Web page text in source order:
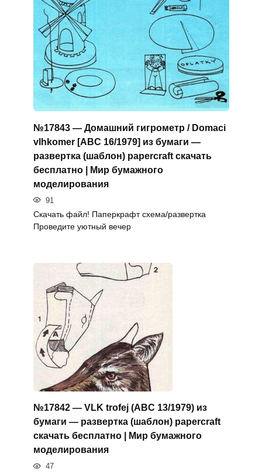
№17843 — Домашний гигрометр / Domaci
vlhkomer [ABC 16/1979] из бумаги —
развертка (шаблон) papercraft скачать
бесплатно | Мир бумажного
моделирования
91
Скачать файл! Паперкрафт схема/развертка
Проведите уютный вечер
№17842 — VLK trofej (ABC 13/1979) из
бумаги — развертка (шаблон) papercraft
скачать бесплатно | Мир бумажного
моделирования
47